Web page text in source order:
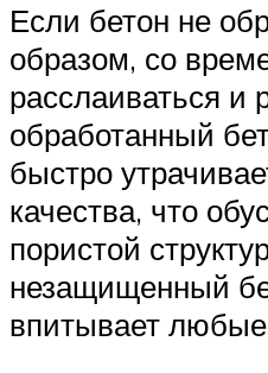
Если бетон не
образом, со
расслаиваться и
обработанный
быстро
качества, что
пористой
незащищенный
впитывает